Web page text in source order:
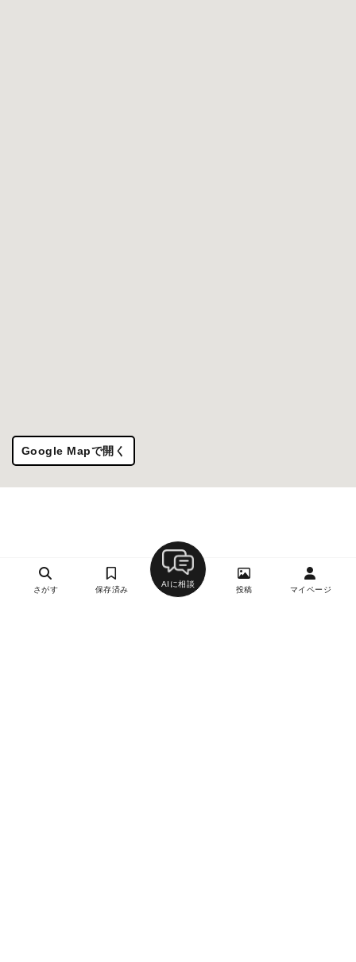
Google Mapで開く
さがす 保存済み
AIに相談
投稿 マイページ